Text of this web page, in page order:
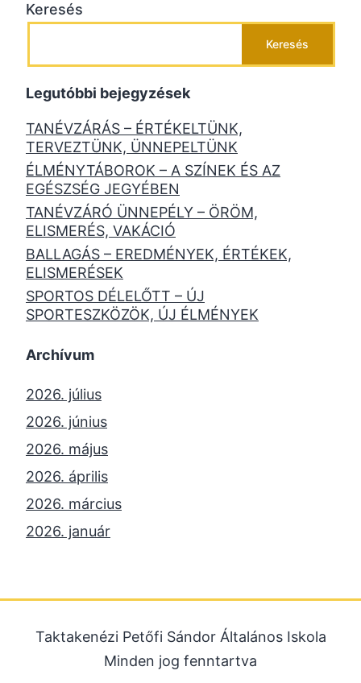
Keresés
Keresés
Legutóbbi bejegyzések
TANÉVZÁRÁS – ÉRTÉKELTÜNK,
TERVEZTÜNK, ÜNNEPELTÜNK
ÉLMÉNYTÁBOROK – A SZÍNEK ÉS AZ
EGÉSZSÉG JEGYÉBEN
TANÉVZÁRÓ ÜNNEPÉLY – ÖRÖM,
ELISMERÉS, VAKÁCIÓ
BALLAGÁS – EREDMÉNYEK, ÉRTÉKEK,
ELISMERÉSEK
SPORTOS DÉLELŐTT – ÚJ
SPORTESZKÖZÖK, ÚJ ÉLMÉNYEK
Archívum
2026. július
2026. június
2026. május
2026. április
2026. március
2026. január
2025. július
2025. június
Taktakenézi Petőfi Sándor Általános Iskola
Minden jog fenntartva